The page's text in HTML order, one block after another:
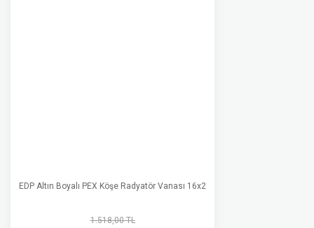
EDP Altın Boyalı PEX Köşe Radyatör Vanası 16x2
1.518,00 TL